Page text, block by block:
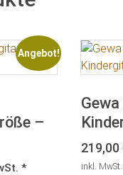
Angebot!
–
*
219,00
inkl. MwSt.